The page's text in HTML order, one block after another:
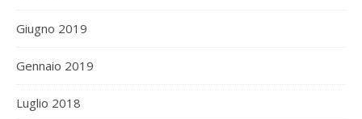
Giugno 2019
Gennaio 2019
Luglio 2018